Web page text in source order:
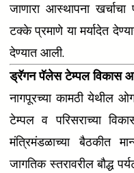
जाणारा आस्थापना
टक्के प्रमाणे या मर्यादेत
देण्यात आली.
ड्रॅगन पॅलेस टेम्पल विकास
नागपूरच्या कामठी येथील
टेम्पल व परिसराच्या
मंत्रिमंडळाच्या बैठकीत
जागतिक स्तरावरील बौद्ध